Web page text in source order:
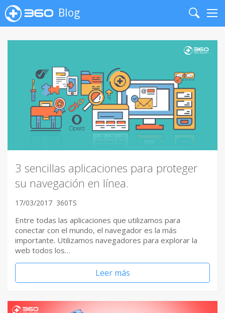
Blog
Search
3 sencillas aplicaciones para proteger
su navegación en línea.
17/03/2017 360TS
Entre todas las aplicaciones que utilizamos para
conectar con el mundo, el navegador es la más
importante. Utilizamos navegadores para explorar la
web todos los…
Leer más